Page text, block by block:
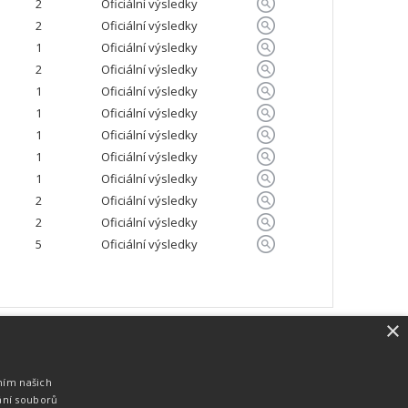
2
Oficiální výsledky
2
Oficiální výsledky
1
Oficiální výsledky
2
Oficiální výsledky
1
Oficiální výsledky
1
Oficiální výsledky
1
Oficiální výsledky
1
Oficiální výsledky
1
Oficiální výsledky
2
Oficiální výsledky
2
Oficiální výsledky
5 Oficiální výsledky
zakázku. Lze online publikovat výsledky
×
našich
souborů